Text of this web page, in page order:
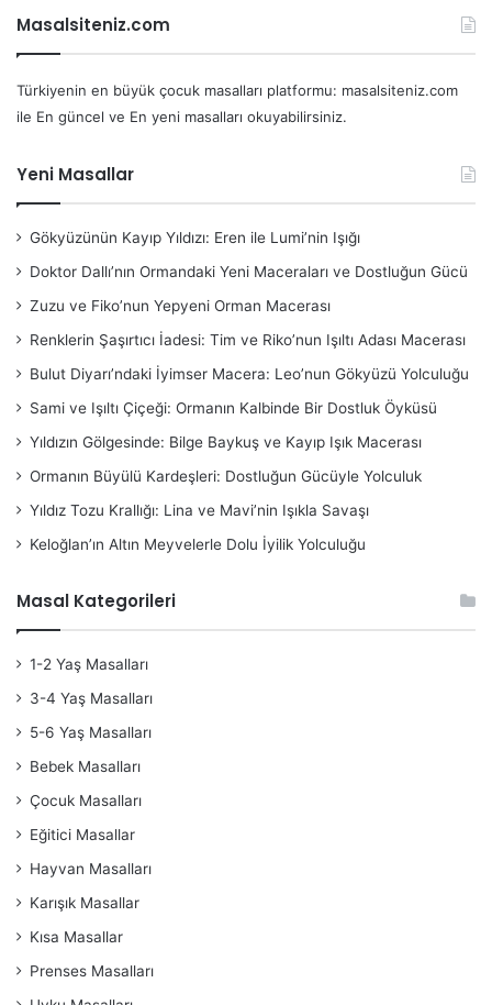
Masalsiteniz.com
Türkiyenin en büyük çocuk masalları platformu: masalsiteniz.com
ile En güncel ve En yeni masalları okuyabilirsiniz.
Yeni Masallar
Gökyüzünün Kayıp Yıldızı: Eren ile Lumi’nin Işığı
Doktor Dallı’nın Ormandaki Yeni Maceraları ve Dostluğun Gücü
Zuzu ve Fiko’nun Yepyeni Orman Macerası
Renklerin Şaşırtıcı İadesi: Tim ve Riko’nun Işıltı Adası Macerası
Bulut Diyarı’ndaki İyimser Macera: Leo’nun Gökyüzü Yolculuğu
Sami ve Işıltı Çiçeği: Ormanın Kalbinde Bir Dostluk Öyküsü
Yıldızın Gölgesinde: Bilge Baykuş ve Kayıp Işık Macerası
Ormanın Büyülü Kardeşleri: Dostluğun Gücüyle Yolculuk
Yıldız Tozu Krallığı: Lina ve Mavi’nin Işıkla Savaşı
Keloğlan’ın Altın Meyvelerle Dolu İyilik Yolculuğu
Masal Kategorileri
1-2 Yaş Masalları
3-4 Yaş Masalları
5-6 Yaş Masalları
Bebek Masalları
Çocuk Masalları
Eğitici Masallar
Hayvan Masalları
Karışık Masallar
Kısa Masallar
Prenses Masalları